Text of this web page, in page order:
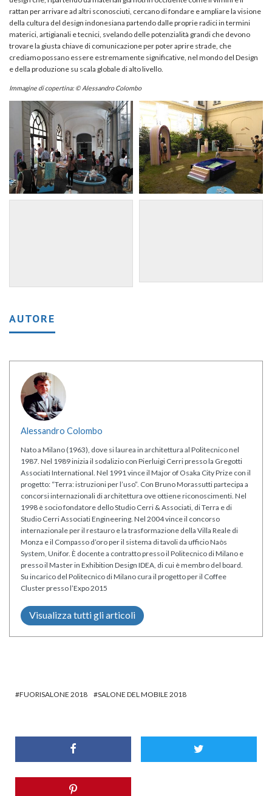
rattan per arrivare ad altri sconosciuti, cercano di fondare e ampliare la visione
della cultura del design indonesiana partendo dalle proprie radici in termini
materici, artigianali e tecnici, svelando delle potenzialità grandi che devono
trovare la giusta chiave di comunicazione per poter aprire strade, che
crediamo possano essere estremamente significative, nel mondo del Design
e della produzione su scala globale di alto livello.
Immagine di copertina: © Alessandro Colombo
AUTORE
Alessandro Colombo
Nato a Milano (1963), dove si laurea in architettura al Politecnico nel
1987. Nel 1989 inizia il sodalizio con Pierluigi Cerri presso la Gregotti
Associati International. Nel 1991 vince il Major of Osaka City Prize con il
progetto: “Terra: istruzioni per l’uso”. Con Bruno Morassutti partecipa a
concorsi internazionali di architettura ove ottiene riconoscimenti. Nel
1998 è socio fondatore dello Studio Cerri & Associati, di Terra e di
Studio Cerri Associati Engineering. Nel 2004 vince il concorso
internazionale per il restauro e la trasformazione della Villa Reale di
Monza e il Compasso d’oro per il sistema di tavoli da ufficio Naòs
System, Unifor. È docente a contratto presso il Politecnico di Milano e
presso il Master in Exhibition Design IDEA, di cui è membro del board.
Su incarico del Politecnico di Milano cura il progetto per il Coffee
Cluster presso l’Expo 2015
Visualizza tutti gli articoli
FUORISALONE 2018 SALONE DEL MOBILE 2018